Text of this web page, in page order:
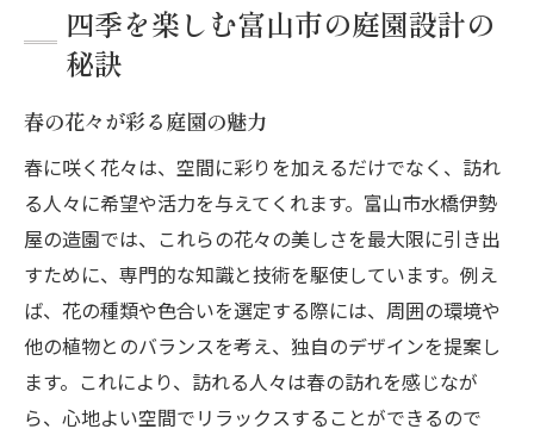
四季を楽しむ富山市の庭園設計の
秘訣
春の花々が彩る庭園の魅力
春に咲く花々は、空間に彩りを加えるだけでなく、訪れ
る人々に希望や活力を与えてくれます。富山市水橋伊勢
屋の造園では、これらの花々の美しさを最大限に引き出
すために、専門的な知識と技術を駆使しています。例え
ば、花の種類や色合いを選定する際には、周囲の環境や
他の植物とのバランスを考え、独自のデザインを提案し
ます。これにより、訪れる人々は春の訪れを感じなが
ら、心地よい空間でリラックスすることができるので